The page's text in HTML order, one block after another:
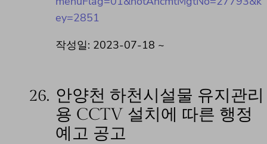
ey=2851
작성일: 2023-07-18 ~
26. 안양천 하천시설물 유지관리
용 CCTV 설치에 따른 행정
예고 공고